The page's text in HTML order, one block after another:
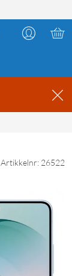
Artikkelnr: 26522